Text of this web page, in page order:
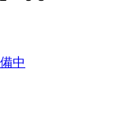
中